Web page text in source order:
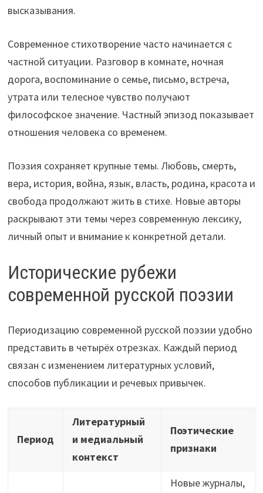
высказывания.
Современное стихотворение часто начинается с
частной ситуации. Разговор в комнате, ночная
дорога, воспоминание о семье, письмо, встреча,
утрата или телесное чувство получают
философское значение. Частный эпизод показывает
отношения человека со временем.
Поэзия сохраняет крупные темы. Любовь, смерть,
вера, история, война, язык, власть, родина, красота и
свобода продолжают жить в стихе. Новые авторы
раскрывают эти темы через современную лексику,
личный опыт и внимание к конкретной детали.
Исторические рубежи
современной русской поэзии
Периодизацию современной русской поэзии удобно
представить в четырёх отрезках. Каждый период
связан с изменением литературных условий,
способов публикации и речевых привычек.
Период
Литературный
и медиальный
контекст
Поэтические
признаки
Новые журналы,